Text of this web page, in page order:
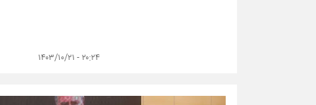
۲۰:۲۴ - ۱۴۰۳/۱۰/۲۱